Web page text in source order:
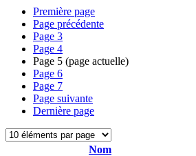
Première page
Page précédente
Page 3
Page 4
Page 5 (page actuelle)
Page 6
Page 7
Page suivante
Dernière page
Nom